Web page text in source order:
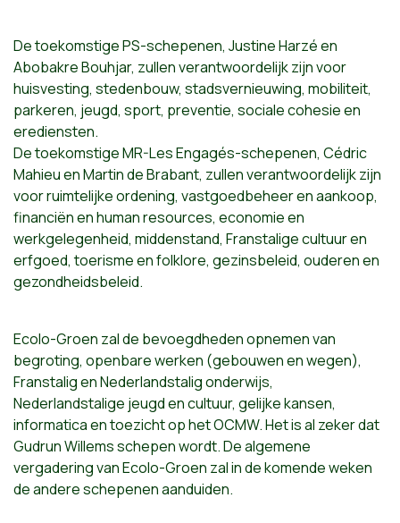
De toekomstige PS-schepenen, Justine Harzé en
Abobakre Bouhjar, zullen verantwoordelijk zijn voor
huisvesting, stedenbouw, stadsvernieuwing, mobiliteit,
parkeren, jeugd, sport, preventie, sociale cohesie en
erediensten.
De toekomstige MR-Les Engagés-schepenen, Cédric
Mahieu en Martin de Brabant, zullen verantwoordelijk zijn
voor ruimtelijke ordening, vastgoedbeheer en aankoop,
financiën en human resources, economie en
werkgelegenheid, middenstand, Franstalige cultuur en
erfgoed, toerisme en folklore, gezinsbeleid, ouderen en
gezondheidsbeleid.
Ecolo-Groen zal de bevoegdheden opnemen van
begroting, openbare werken (gebouwen en wegen),
Franstalig en Nederlandstalig onderwijs,
Nederlandstalige jeugd en cultuur, gelijke kansen,
informatica en toezicht op het OCMW. Het is al zeker dat
Gudrun Willems schepen wordt. De algemene
vergadering van Ecolo-Groen zal in de komende weken
de andere schepenen aanduiden.